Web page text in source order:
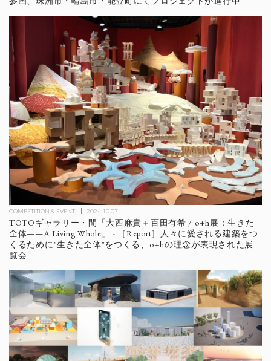
COMPETITION & EVENT 2024.10.07
TOTOギャラリー・間「大西麻貴＋百田有希 / o+h展：⽣きた
全体——A Living Whole」 - ［Report］人々に愛される建築をつ
くるために"⽣きた全体"をつくる、o+hの理念が表現された展
覧会